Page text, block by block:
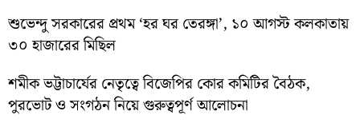
শুভেন্দু সরকারের প্রথম ‘হর ঘর তেরঙ্গা’, ১০ আগস্ট কলকাতায়
৩০ হাজারের মিছিল
শমীক ভট্টাচার্যের নেতৃত্বে বিজেপির কোর কমিটির বৈঠক,
পুরভোট ও সংগঠন নিয়ে গুরুত্বপূর্ণ আলোচনা